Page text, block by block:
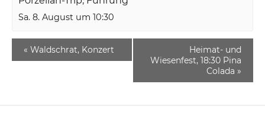
Sa. 8. August um 10:30
« Waldschrat, Konzert
Heimat- und
Wiesenfest, 18:30 Pina
Colada »